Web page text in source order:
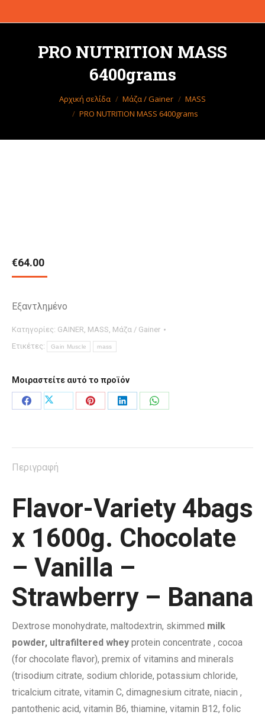
PRO NUTRITION MASS
6400grams
Βρίσκεστε εδώ:Αρχική σελίδα Μάζα / Gainer
MASS
PRO NUTRITION MASS 6400grams
€64.00
Εξαντλημένο
Κατηγορίες: GAINER, MASS, Μάζα / Gainer
Ετικέτες:
Gain Muscle mass
Μοιραστείτε αυτό το προϊόν
Μοιραστείτε
Μοιραστείτε
ΜοιραστείτεΜοιραστείτεΜοιραστείτε
Περιγραφή
Flavor-Variety 4bags
x 1600g. Chocolate
– Vanilla –
Strawberry – Banana
Dextrose monohydrate, maltodextrin, skimmed milk
powder, ultrafiltered whey protein concentrate , cocoa
(for chocolate flavor), premix of vitamins and minerals
(trisodium citrate, sodium chloride, potassium chloride,
tricalcium citrate, vitamin C, dimagnesium citrate, niacin ,
pantothenic acid, vitamin B6, thiamine, vitamin B12, folic